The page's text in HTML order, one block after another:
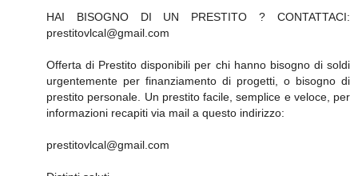
HAI BISOGNO DI UN PRESTITO ? CONTATTACI:
prestitovlcal@gmail.com
Offerta di Prestito disponibili per chi hanno bisogno di soldi
urgentemente per finanziamento di progetti, o bisogno di
prestito personale. Un prestito facile, semplice e veloce, per
informazioni recapiti via mail a questo indirizzo:
prestitovlcal@gmail.com